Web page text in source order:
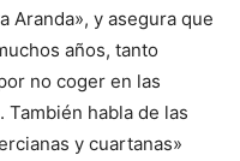
Aranda», y asegura que
años, tanto
no coger en las
También habla de las
y cuartanas»